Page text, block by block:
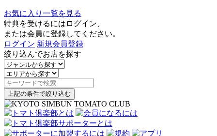
お気に入り一覧を見る
特典を受けるにはログイン、
または会員に登録してください。
ログイン 新規会員登録
絞り込んでお店を探す
上記の条件で絞り込む